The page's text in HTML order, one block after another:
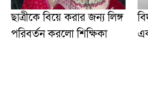
ছাত্রীকে বিয়ে করার জন্য লিঙ্গ
পরিবর্তন করলো শিক্ষিকা